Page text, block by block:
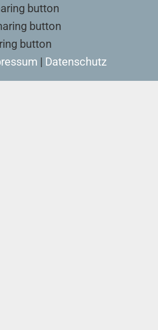
| Datenschutz